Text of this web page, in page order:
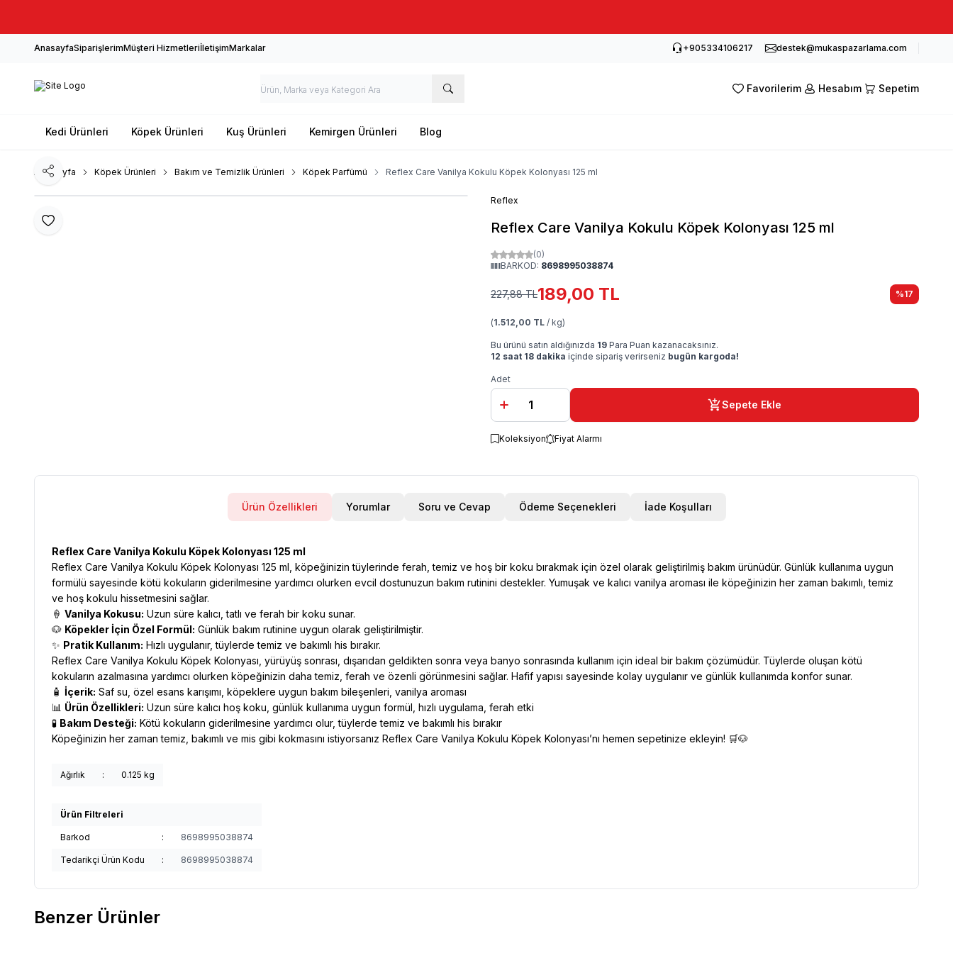
AnasayfaSiparişlerimMüşteri HizmetleriİletişimMarkalar +905334106217 destek@mukaspazarlama.com
Favorilerim Hesabım Sepetim
Kedi Ürünleri Köpek Ürünleri Kuş Ürünleri Kemirgen Ürünleri Blog
Ana Sayfa Köpek Ürünleri Bakım ve Temizlik Ürünleri Köpek Parfümü Reflex Care Vanilya Kokulu Köpek Kolonyası 125 ml
Favoriye Ekle
Paylaş
Reflex
Reflex Care Vanilya Kokulu Köpek Kolonyası 125 ml
(0)
BARKOD: 8698995038874
227,88TL189,00 TL %17
(1.512,00 TL / kg)
Bu ürünü satın aldığınızda 19 Para Puan kazanacaksınız.
12 saat 18 dakika içinde sipariş verirseniz bugün kargoda!
Adet
Sepete Ekle
Koleksiyon Fiyat Alarmı
Ürün Özellikleri Yorumlar Soru ve Cevap Ödeme Seçenekleri İade Koşulları
Reflex Care Vanilya Kokulu Köpek Kolonyası 125 ml
Reflex Care Vanilya Kokulu Köpek Kolonyası 125 ml, köpeğinizin tüylerinde ferah, temiz ve hoş bir koku bırakmak için özel olarak geliştirilmiş bakım ürünüdür. Günlük kullanıma uygun
formülü sayesinde kötü kokuların giderilmesine yardımcı olurken evcil dostunuzun bakım rutinini destekler. Yumuşak ve kalıcı vanilya aroması ile köpeğinizin her zaman bakımlı, temiz
ve hoş kokulu hissetmesini sağlar.
🍦 Vanilya Kokusu: Uzun süre kalıcı, tatlı ve ferah bir koku sunar.
🐶 Köpekler İçin Özel Formül: Günlük bakım rutinine uygun olarak geliştirilmiştir.
✨ Pratik Kullanım: Hızlı uygulanır, tüylerde temiz ve bakımlı his bırakır.
Reflex Care Vanilya Kokulu Köpek Kolonyası, yürüyüş sonrası, dışarıdan geldikten sonra veya banyo sonrasında kullanım için ideal bir bakım çözümüdür. Tüylerde oluşan kötü
kokuların azalmasına yardımcı olurken köpeğinizin daha temiz, ferah ve özenli görünmesini sağlar. Hafif yapısı sayesinde kolay uygulanır ve günlük kullanımda konfor sunar.
🧴 İçerik: Saf su, özel esans karışımı, köpeklere uygun bakım bileşenleri, vanilya aroması
📊 Ürün Özellikleri: Uzun süre kalıcı hoş koku, günlük kullanıma uygun formül, hızlı uygulama, ferah etki
🧪 Bakım Desteği: Kötü kokuların giderilmesine yardımcı olur, tüylerde temiz ve bakımlı his bırakır
Köpeğinizin her zaman temiz, bakımlı ve mis gibi kokmasını istiyorsanız Reflex Care Vanilya Kokulu Köpek Kolonyası’nı hemen sepetinize ekleyin! 🛒🐶
Ağırlık : 0.125 kg
Ürün Filtreleri
Barkod : 8698995038874
Tedarikçi Ürün Kodu : 8698995038874
Benzer Ürünler